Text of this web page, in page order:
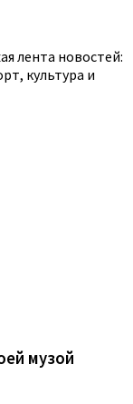
лента новостей:
культура и
музой